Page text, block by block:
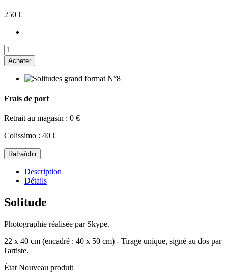
250 €
Acheter
Frais de port
Retrait au magasin : 0 €
Colissimo : 40 €
Description
Détails
Solitude
Photographie réalisée par Skype.
22 x 40 cm (encadré : 40 x 50 cm) - Tirage unique, signé au dos par
l'artiste.
État Nouveau produit